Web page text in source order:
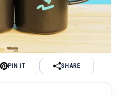
PIN IT SHARE